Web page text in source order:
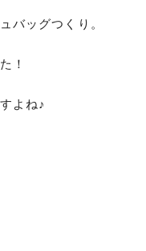
バッグつくり。
！
よね♪